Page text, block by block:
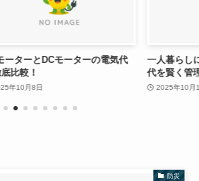
ーとDCモーターの電気代
較！
月8日
一人暮らしに最
代を賢く管理す
2025年10月12日
防災